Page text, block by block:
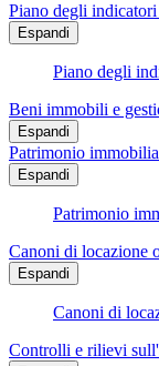
Piano degli
Espandi
Piano degli
Beni immobili e
Espandi
Patrimonio
Espandi
Patrimonio
Canoni di locazione
Espandi
Canoni di
Controlli e rilievi